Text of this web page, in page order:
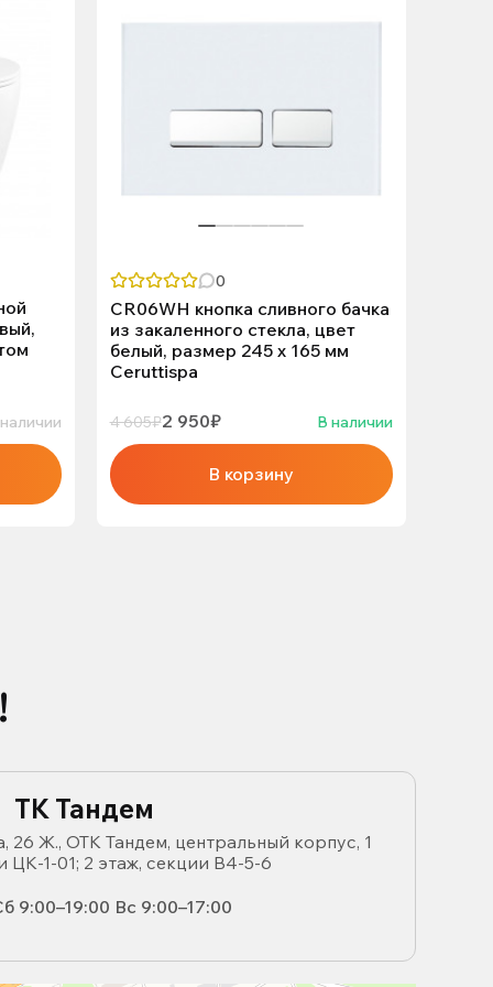
0
CR06WH кнопка сливного бачка
из закаленного стекла, цвет
белый, размер 245 х 165 мм
Ceruttispa
4 605₽2 950₽ В наличии
В корзину
ТК Тандем
26 Ж., ОТК Тандем, центральный корпус, 1
ЦК-1-01; 2 этаж, секции В4-5-6
9:00–19:00 Вс 9:00–17:00